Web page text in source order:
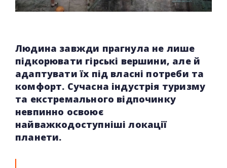
Людина завжди прагнула не лише
підкорювати гірські вершини, але й
адаптувати їх під власні потреби та
комфорт. Сучасна індустрія туризму
та екстремального відпочинку
невпинно освоює
найважкодоступніші локації
планети.